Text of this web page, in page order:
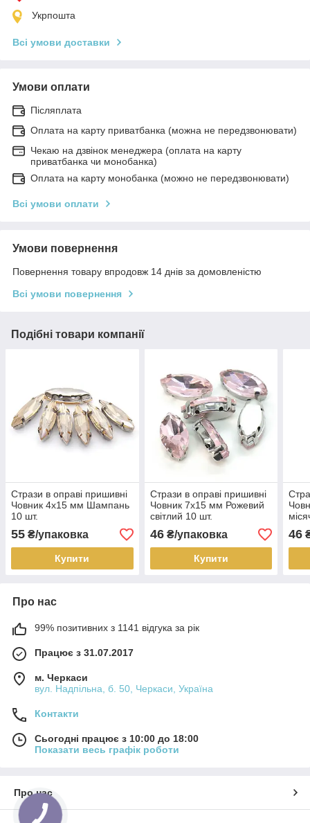
Укрпошта
Всі умови доставки
Умови оплати
Післяплата
Оплата на карту приватбанка (можна не передзвонювати)
Чекаю на дзвінок менеджера (оплата на карту
приватбанка чи монобанка)
Оплата на карту монобанка (можно не передзвонювати)
Всі умови оплати
Умови повернення
Повернення товару впродовж 14 днів за домовленістю
Всі умови повернення
Подібні товари компанії
Стрази в оправі пришивні
Човник 4х15 мм Шампань
10 шт.
55 ₴/упаковка
Купити
Стрази в оправі пришивні
Човник 7х15 мм Рожевий
світлий 10 шт.
46₴/упаковка
Купити
46
Про нас
99% позитивних з 1141 відгука за рік
Працює з 31.07.2017
м. Черкаси
вул. Надпільна, б. 50, Черкаси, Україна
Контакти
Сьогодні працює з 10:00 до 18:00
Показати весь графік роботи
Про нас